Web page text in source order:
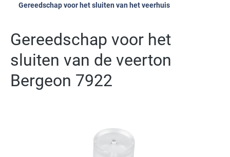
Gereedschap voor het sluiten van het veerhuis
Gereedschap voor het
sluiten van de veerton
Bergeon 7922